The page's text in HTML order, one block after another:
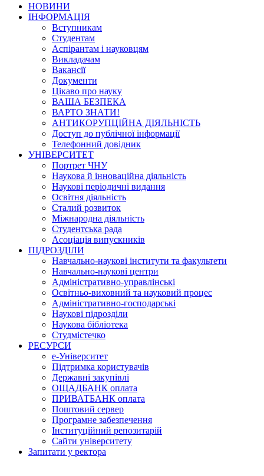
НОВИНИ
ІНФОРМАЦІЯ
Вступникам
Студентам
Аспірантам і науковцям
Викладачам
Вакансії
Документи
Цікаво про науку
ВАША БЕЗПЕКА
ВАРТО ЗНАТИ!
АНТИКОРУПЦІЙНА ДІЯЛЬНІСТЬ
Доступ до публічної інформації
Телефонний довідник
УНІВЕРСИТЕТ
Портрет ЧНУ
Наукова й інноваційна діяльність
Наукові періодичні видання
Освітня діяльність
Сталий розвиток
Міжнародна діяльність
Студентська рада
Асоціація випускників
ПІДРОЗДІЛИ
Навчально-наукові інститути та факультети
Навчально-наукові центри
Адміністративно-управлінські
Освітньо-виховний та науковий процес
Адміністративно-господарські
Наукові підрозділи
Наукова бібліотека
Студмістечко
РЕСУРСИ
е-Університет
Підтримка користувачів
Державні закупівлі
ОЩАДБАНК оплата
ПРИВАТБАНК оплата
Поштовий сервер
Програмне забезпечення
Інституційний репозитарій
Сайти університету
Запитати у ректора